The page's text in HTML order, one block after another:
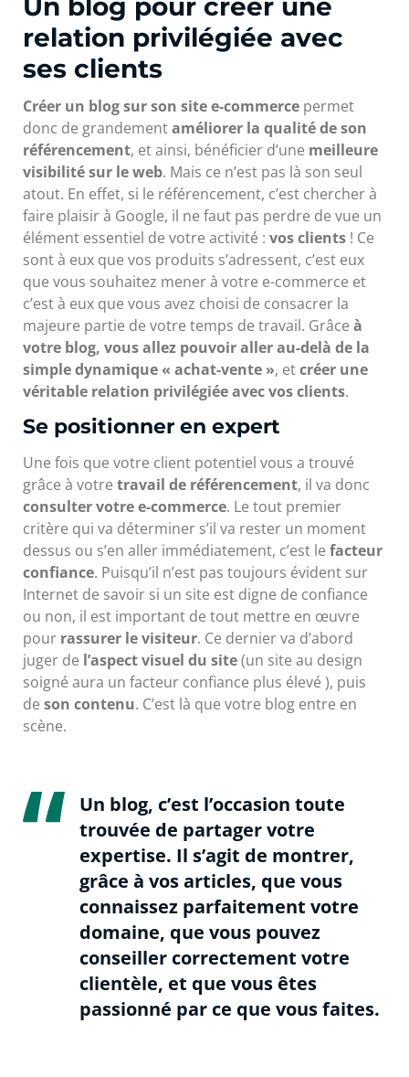
Un blog pour créer une
relation privilégiée avec
ses clients
Créer un blog sur son site e-commerce permet
donc de grandementaméliorer la qualité de son
référencement, et ainsi, bénéficier d’une meilleure
visibilité sur le web. Mais ce n’est pas là son seul
atout. En effet, si le référencement, c’est chercher à
faire plaisir à Google, il ne faut pas perdre de vue un
élément essentiel de votre activité : vos clients ! Ce
sont à eux que vos produits s’adressent, c’est eux
que vous souhaitez mener à votre e-commerce et
c’est à eux que vous avez choisi de consacrer la
majeure partie de votre temps de travail. Grâce à
votre blog, vous allez pouvoir aller au-delà de la
simple dynamique « achat-vente », etcréer une
véritable relation privilégiée avec vos clients.
Se positionner en expert
Une fois que votre client potentiel vous a trouvé
grâce à votre travail de référencement, il va donc
consulter votre e-commerce. Le tout premier
critère qui va déterminer s’il va rester un moment
dessus ou s’en aller immédiatement, c’est le facteur
confiance. Puisqu’il n’est pas toujours évident sur
Internet de savoir si un site est digne de confiance
ou non, il est important de tout mettre en œuvre
pour rassurer le visiteur. Ce dernier va d’abord
juger de l’aspect visuel du site(un site au design
soigné aura un facteur confiance plus élevé ), puis
de son contenu. C’est là que votre blog entre en
scène.
Un blog, c’est l’occasion toute
trouvée de partager votre
expertise. Il s’agit de montrer,
grâce à vos articles, que vous
connaissez parfaitement votre
domaine, que vous pouvez
conseiller correctement votre
clientèle, et que vous êtes
passionné par ce que vous faites.